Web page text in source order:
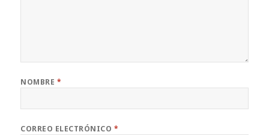
NOMBRE *
CORREO ELECTRÓNICO *